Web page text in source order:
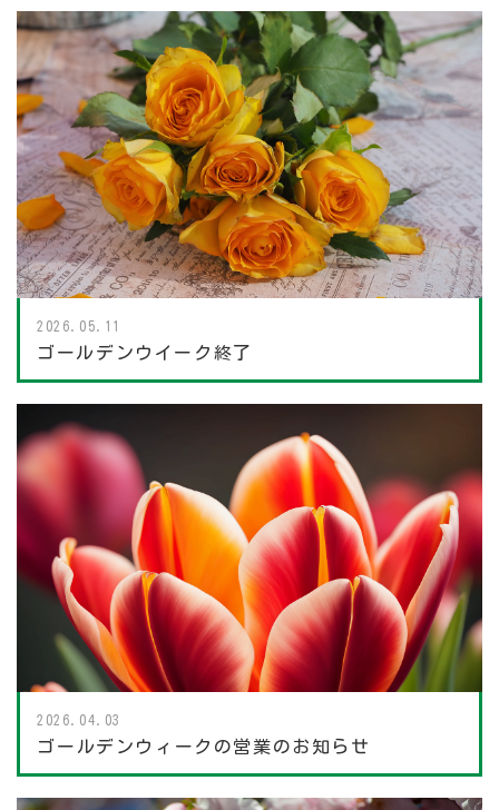
2026.05.11
ゴールデンウイーク終了
2026.04.03
ゴールデンウィークの営業のお知らせ